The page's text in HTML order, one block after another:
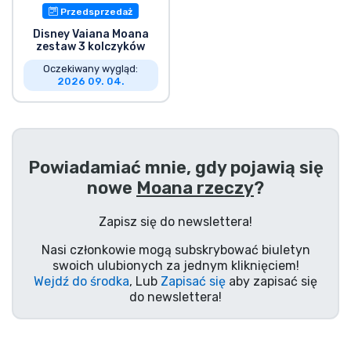
Przedsprzedaż
Disney Vaiana Moana
zestaw 3 kolczyków
Oczekiwany wygląd:
2026 09. 04.
Powiadamiać mnie, gdy pojawią się
nowe Moana rzeczy?
Zapisz się do newslettera!
Nasi członkowie mogą subskrybować biuletyn
swoich ulubionych za jednym kliknięciem!
Wejdź do środka, Lub Zapisać się aby zapisać się
do newslettera!
Rzeczy z anime
Rzeczy dla graczy
Rzeczy muzyczne
Typy produktów
Marki